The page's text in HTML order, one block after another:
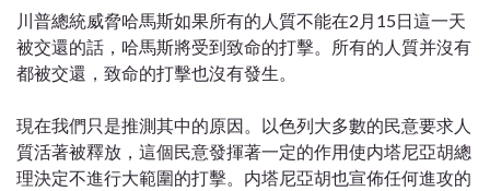
川普總統威脅哈馬斯如果所有的人質不能在2月15日這一天
被交還的話，哈馬斯將受到致命的打擊。所有的人質并沒有
都被交還，致命的打擊也沒有發生。
現在我們只是推測其中的原因。以色列大多數的民意要求人
質活著被釋放，這個民意發揮著一定的作用使内塔尼亞胡總
理決定不進行大範圍的打擊。内塔尼亞胡也宣佈任何進攻的